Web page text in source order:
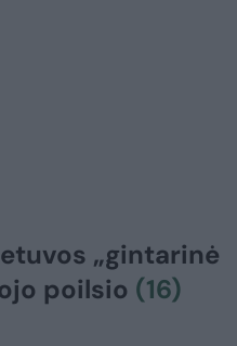
„gintarinė
poilsio (16)